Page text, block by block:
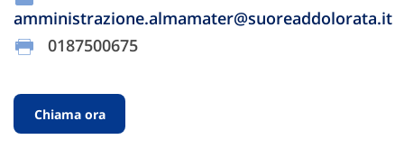
amministrazione.almamater@suoreaddolorata.it
0187500675
Chiama ora